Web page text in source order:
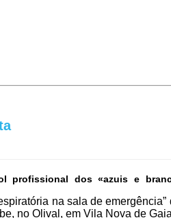
dos «azuis e
na sala de
no Olival, em Vila Nova de